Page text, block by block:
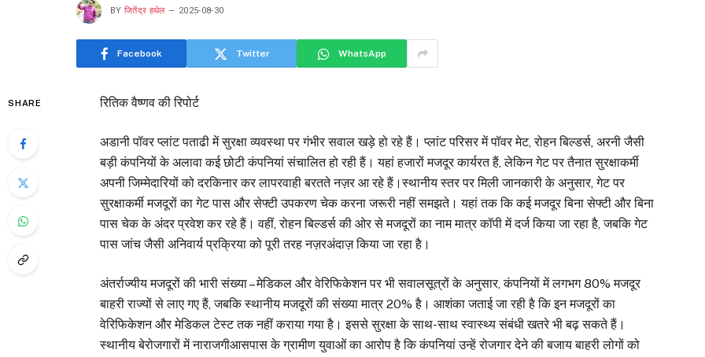
BY जितेंद्र हथेल 2025-08-30
Facebook Twitter WhatsApp
SHARE रितिक वैष्णव की रिपोर्ट
अडानी पॉवर प्लांट पताढी में सुरक्षा व्यवस्था पर गंभीर सवाल खड़े हो रहे हैं। प्लांट परिसर में पॉवर मेट, रोहन बिल्डर्स, अरनी जैसी
बड़ी कंपनियों के अलावा कई छोटी कंपनियां संचालित हो रही हैं। यहां हजारों मजदूर कार्यरत हैं, लेकिन गेट पर तैनात सुरक्षाकर्मी
अपनी जिम्मेदारियों को दरकिनार कर लापरवाही बरतते नज़र आ रहे हैं।स्थानीय स्तर पर मिली जानकारी के अनुसार, गेट पर
सुरक्षाकर्मी मजदूरों का गेट पास और सेफ्टी उपकरण चेक करना जरूरी नहीं समझते। यहां तक कि कई मजदूर बिना सेफ्टी और बिना
पास चेक के अंदर प्रवेश कर रहे हैं। वहीं, रोहन बिल्डर्स की ओर से मजदूरों का नाम मात्र कॉपी में दर्ज किया जा रहा है, जबकि गेट
पास जांच जैसी अनिवार्य प्रक्रिया को पूरी तरह नज़रअंदाज़ किया जा रहा है।
अंतर्राज्यीय मजदूरों की भारी संख्या – मेडिकल और वेरिफिकेशन पर भी सवालसूत्रों के अनुसार, कंपनियों में लगभग 80% मजदूर
बाहरी राज्यों से लाए गए हैं, जबकि स्थानीय मजदूरों की संख्या मात्र 20% है। आशंका जताई जा रही है कि इन मजदूरों का
वेरिफिकेशन और मेडिकल टेस्ट तक नहीं कराया गया है। इससे सुरक्षा के साथ-साथ स्वास्थ्य संबंधी खतरे भी बढ़ सकते हैं।
स्थानीय बेरोजगारों में नाराजगीआसपास के ग्रामीण युवाओं का आरोप है कि कंपनियां उन्हें रोजगार देने की बजाय बाहरी लोगों को